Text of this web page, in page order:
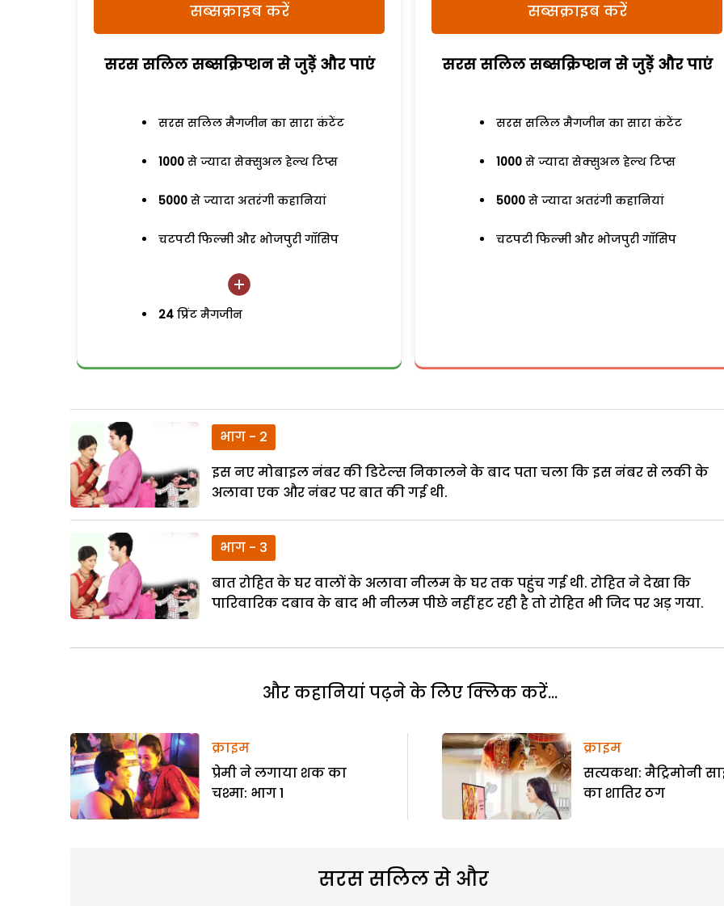
सब्सक्राइब करें
सरस सलिल सब्सक्रिप्शन से जुड़ेें और पाएं
सरस सलिल मैगजीन का सारा कंटेंट
1000 से ज्यादा सेक्सुअल हेल्थ टिप्स
5000 से ज्यादा अतरंगी कहानियां
चटपटी फिल्मी और भोजपुरी गॉसिप
24 प्रिंट मैगजीन
सब्सक्राइब करें
सरस सलिल सब्सक्रिप्शन से जुड़ेें और पाएं
सरस सलिल मैगजीन का सारा कंटेंट
1000 से ज्यादा सेक्सुअल हेल्थ टिप्स
5000 से ज्यादा अतरंगी कहानियां
चटपटी फिल्मी और भोजपुरी गॉसिप
भाग - 2
इस नए मोबाइल नंबर की डिटेल्स निकालने के बाद पता चला कि इस नंबर से लकी के
अलावा एक और नंबर पर बात की गई थी.
भाग - 3
बात रोहित के घर वालों के अलावा नीलम के घर तक पहुंच गई थी. रोहित ने देखा कि
पारिवारिक दबाव के बाद भी नीलम पीछे नहीं हट रही है तो रोहित भी जिद पर अड़ गया.
और कहानियां पढ़ने के लिए क्लिक करें...
क्राइम
प्रेमी ने लगाया शक का
चश्मा: भाग 1
क्राइम
सत्यकथा: मैट्रिमोनी
का शातिर ठग
सरस सलिल से और